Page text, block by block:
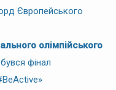
Європейського
олімпійського
фінал